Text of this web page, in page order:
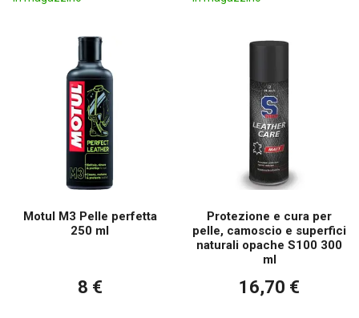
Motul M3 Pelle perfetta
250 ml
8 €
Protezione e cura per
pelle, camoscio e superfici
naturali opache S100 300
ml
16,70 €